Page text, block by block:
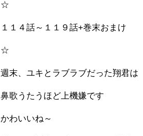
☆
１１４話～１１９話+巻末おまけ
☆
週末、ユキとラブラブだった翔君は
鼻歌うたうほど上機嫌です
かわいいね～